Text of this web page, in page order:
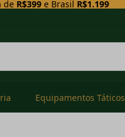
de R$399e Brasil R$1.199
Equipamentos Táticos